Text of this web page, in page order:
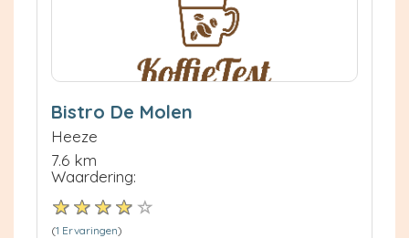
Bistro De Molen
Heeze
7.6 km
Waardering:
(1 Ervaringen)